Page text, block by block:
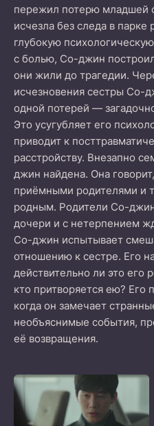
пережил потерю младшей
исчезла без следа в парке
глубокую
с болью, Со-джин
они жили до трагедии.
исчезновения сестры Со-
одной потерей —
Это усугубляет его
приводит к
расстройству. Внезапно
джин найдена. Она
приёмными родителями и
родным. Родители Со-
дочери и с нетерпением
Со-джин испытывает
отношению к сестре. Его
действительно ли это его
кто притворяется ею? Его
когда он замечает
необъяснимые события,
её возвращения.